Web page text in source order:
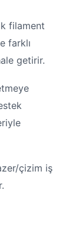
filament
farklı
getirir.
çizim iş